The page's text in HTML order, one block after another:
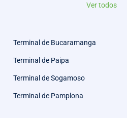
Ver todos
Terminal de Bucaramanga
Terminal de Paipa
Terminal de Sogamoso
Terminal de Pamplona